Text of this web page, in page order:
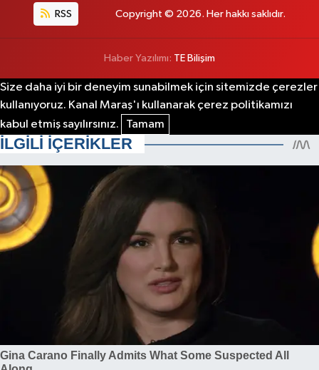
RSS Copyright © 2026. Her hakkı saklıdır.
Haber Yazılımı: TE Bilişim
Size daha iyi bir deneyim sunabilmek için sitemizde çerezler
kullanıyoruz. Kanal Maraş'ı kullanarak çerez politikamızı
kabul etmiş sayılırsınız.
Tamam